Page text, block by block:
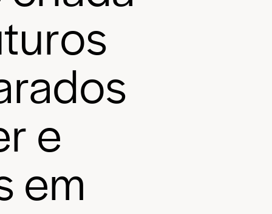
turos
rados
re
em